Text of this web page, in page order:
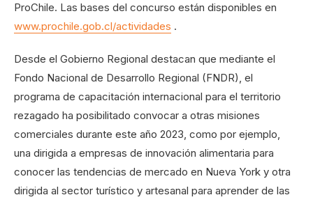
ProChile. Las bases del concurso están disponibles en
www.prochile.gob.cl/actividades .
Desde el Gobierno Regional destacan que mediante el
Fondo Nacional de Desarrollo Regional (FNDR), el
programa de capacitación internacional para el territorio
rezagado ha posibilitado convocar a otras misiones
comerciales durante este año 2023, como por ejemplo,
una dirigida a empresas de innovación alimentaria para
conocer las tendencias de mercado en Nueva York y otra
dirigida al sector turístico y artesanal para aprender de las